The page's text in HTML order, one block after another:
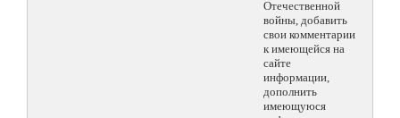
Отечественной
войны, добавить
свои комментарии
к имеющейся на
сайте
информации,
дополнить
имеющуюся